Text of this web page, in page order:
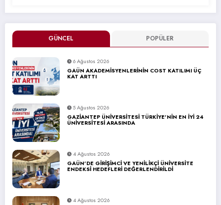
GÜNCEL POPÜLER
6 Ağustos 2026
GAÜN AKADEMİSYENLERİNİN COST KATILIMI ÜÇ
KAT ARTTI
5 Ağustos 2026
GAZİANTEP ÜNİVERSİTESİ TÜRKİYE’NİN EN İYİ 24
ÜNİVERSİTESİ ARASINDA
4 Ağustos 2026
GAÜN’DE GİRİŞİMCİ VE YENİLİKÇİ ÜNİVERSİTE
ENDEKSİ HEDEFLERİ DEĞERLENDİRİLDİ
4 Ağustos 2026